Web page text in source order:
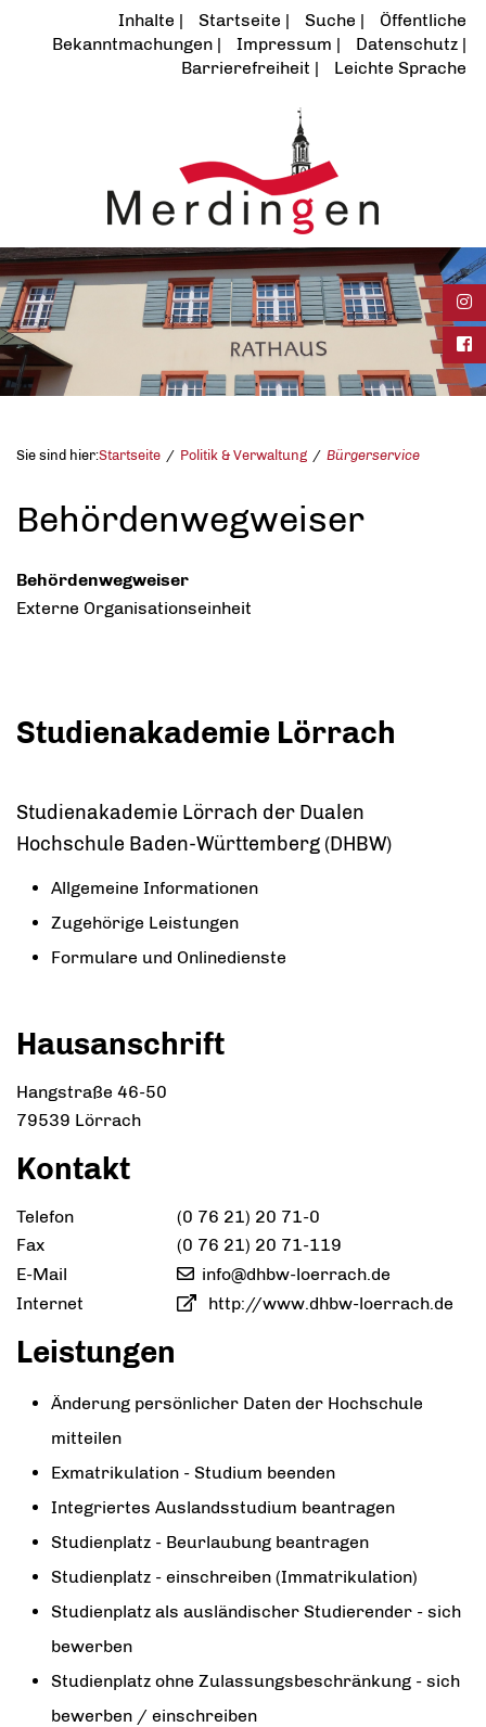
Inhalte Startseite Suche
Öffentliche
Bekanntmachungen
Impressum
Datenschutz
Barrierefreiheit
Leichte Sprache
Sie sind hier:Startseite Politik & Verwaltung Bürgerservice
Behördenwegweiser
Behördenwegweiser
Externe Organisationseinheit
Studienakademie Lörrach
Studienakademie Lörrach der Dualen
Hochschule Baden-Württemberg (DHBW)
Allgemeine Informationen
Zugehörige Leistungen
Formulare und Onlinedienste
Hausanschrift
Hangstraße 46-50
79539 Lörrach
Kontakt
Telefon (0 76 21) 20 71-0
Fax
(0 76 21) 20 71-119
E-Mail
info@dhbw-loerrach.de
Internet
http://www.dhbw-loerrach.de
Leistungen
Änderung persönlicher Daten der Hochschule
mitteilen
Exmatrikulation - Studium beenden
Integriertes Auslandsstudium beantragen
Studienplatz - Beurlaubung beantragen
Studienplatz - einschreiben (Immatrikulation)
Studienplatz als ausländischer Studierender - sich
bewerben
Studienplatz ohne Zulassungsbeschränkung - sich
bewerben / einschreiben